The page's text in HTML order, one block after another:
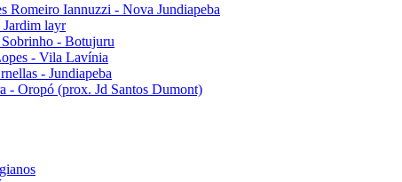
Romeiro Iannuzzi - Nova Jundiapeba
Jardim layr
- Botujuru
- Vila Lavínia
- Jundiapeba
- Oropó (prox. Jd Santos Dumont)